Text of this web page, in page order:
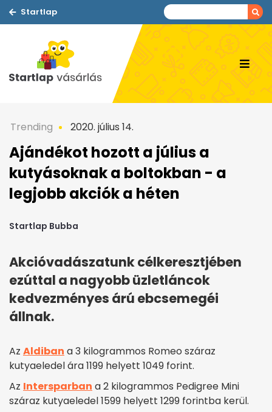
Startlap
Trending 2020. július 14.
Ajándékot hozott a július a
kutyásoknak a boltokban - a
legjobb akciók a héten
Startlap Bubba
Akcióvadászatunk célkeresztjében
ezúttal a nagyobb üzletláncok
kedvezményes árú ebcsemegéi
állnak.
Az Aldiban a 3 kilogrammos Romeo száraz
kutyaeledel ára 1199 helyett 1049 forint.
Az Intersparban a 2 kilogrammos Pedigree Mini
száraz kutyaeledel 1599 helyett 1299 forintba kerül.